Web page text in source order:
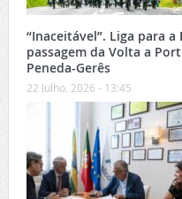
“Inaceitável”. Liga para
passagem da Volta a
Peneda-Gerês
22 Julho, 2026 - 13:45